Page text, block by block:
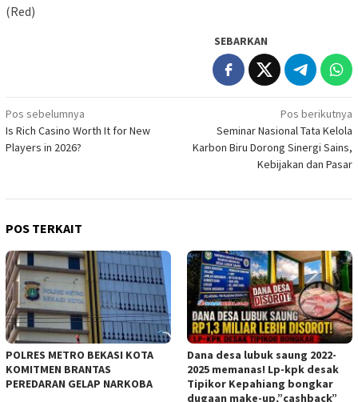
(Red)
SEBARKAN
Navigasi
pos
Pos sebelumnya
Is Rich Casino Worth It for New
Players in 2026?
Pos berikutnya
Seminar Nasional Tata Kelola
Karbon Biru Dorong Sinergi Sains,
Kebijakan dan Pasar
POS TERKAIT
POLRES METRO BEKASI KOTA
KOMITMEN BRANTAS
PEREDARAN GELAP NARKOBA
Dana desa lubuk saung 2022-
2025 memanas! Lp-kpk desak
Tipikor Kepahiang bongkar
dugaan make-up,”cashback”